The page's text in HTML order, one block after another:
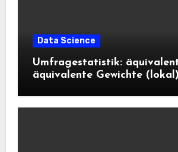
Data Science
Umfragestatistik:
äquivalente Gewichte (lokal)